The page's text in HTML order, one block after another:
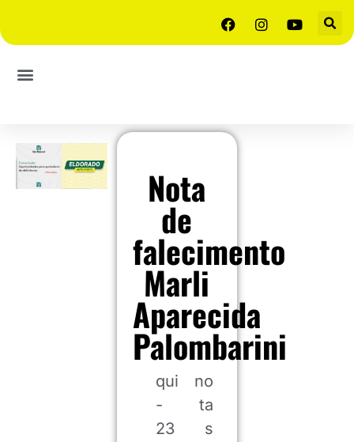
Nota
de
falecimento
Marli
Aparecida
Palombarini
qui
-
23
no
ta
s